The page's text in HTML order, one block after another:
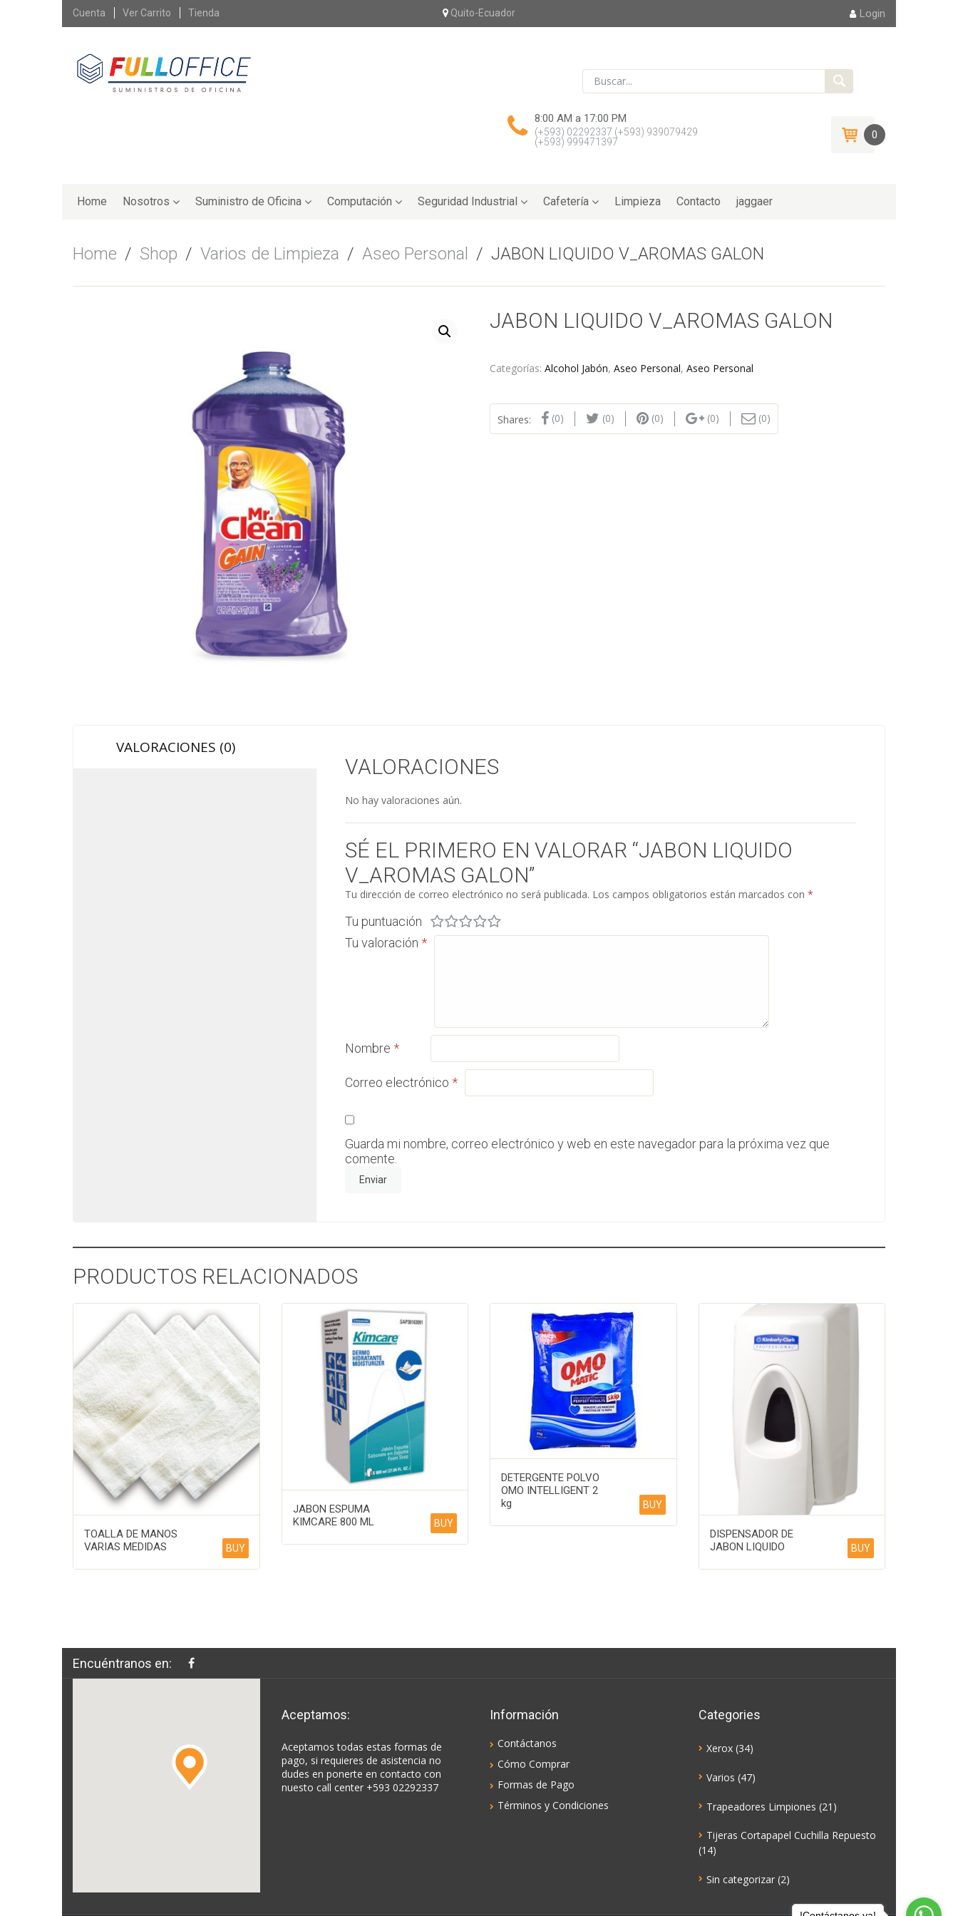
Skip
Cuenta Ver Carrito Tienda Quito-Ecuador Login
8:00 AM a 17:00 PM
(+593) 02292337 (+593) 939079429
(+593) 999471397
0
to
Home Nosotros Suministro de Oficina Computación Seguridad Industrial Cafetería Limpieza Contacto jaggaer
Home / Shop / Varios de Limpieza / Aseo Personal / JABON LIQUIDO V_AROMAS GALON
JABON LIQUIDO V_AROMAS GALON
Categorías: Alcohol Jabón, Aseo Personal, Aseo Personal
Shares: (0) (0) (0) (0) (0)
VALORACIONES (0)
VALORACIONES
No hay valoraciones aún.
SÉ EL PRIMERO EN VALORAR “JABON LIQUIDO
V_AROMAS GALON”
Tu dirección de correo electrónico no será publicada. Los campos obligatorios están marcados con*
Tu puntuación
Tu valoración*
Nombre*
Correo electrónico*
Guarda mi nombre, correo electrónico y web en este navegador para la próxima vez que
comente.
PRODUCTOS RELACIONADOS
TOALLA DE MANOS
VARIAS MEDIDAS
BUY
JABON ESPUMA
KIMCARE 800 ML
BUY
DETERGENTE POLVO
OMO INTELLIGENT 2
kg
BUY
DISPENSADOR DE
JABON LIQUIDO
BUY
Encuéntranos en:
Aceptamos:
Aceptamos todas estas formas de
pago, si requieres de asistencia no
dudes en ponerte en contacto con
nuesto call center +593 02292337
Información
Contáctanos
Cómo Comprar
Formas de Pago
Términos y Condiciones
Categories
Xerox (34)
Varios (47)
Trapeadores Limpiones (21)
Tijeras Cortapapel Cuchilla Repuesto
(14)
Sin categorizar (2)